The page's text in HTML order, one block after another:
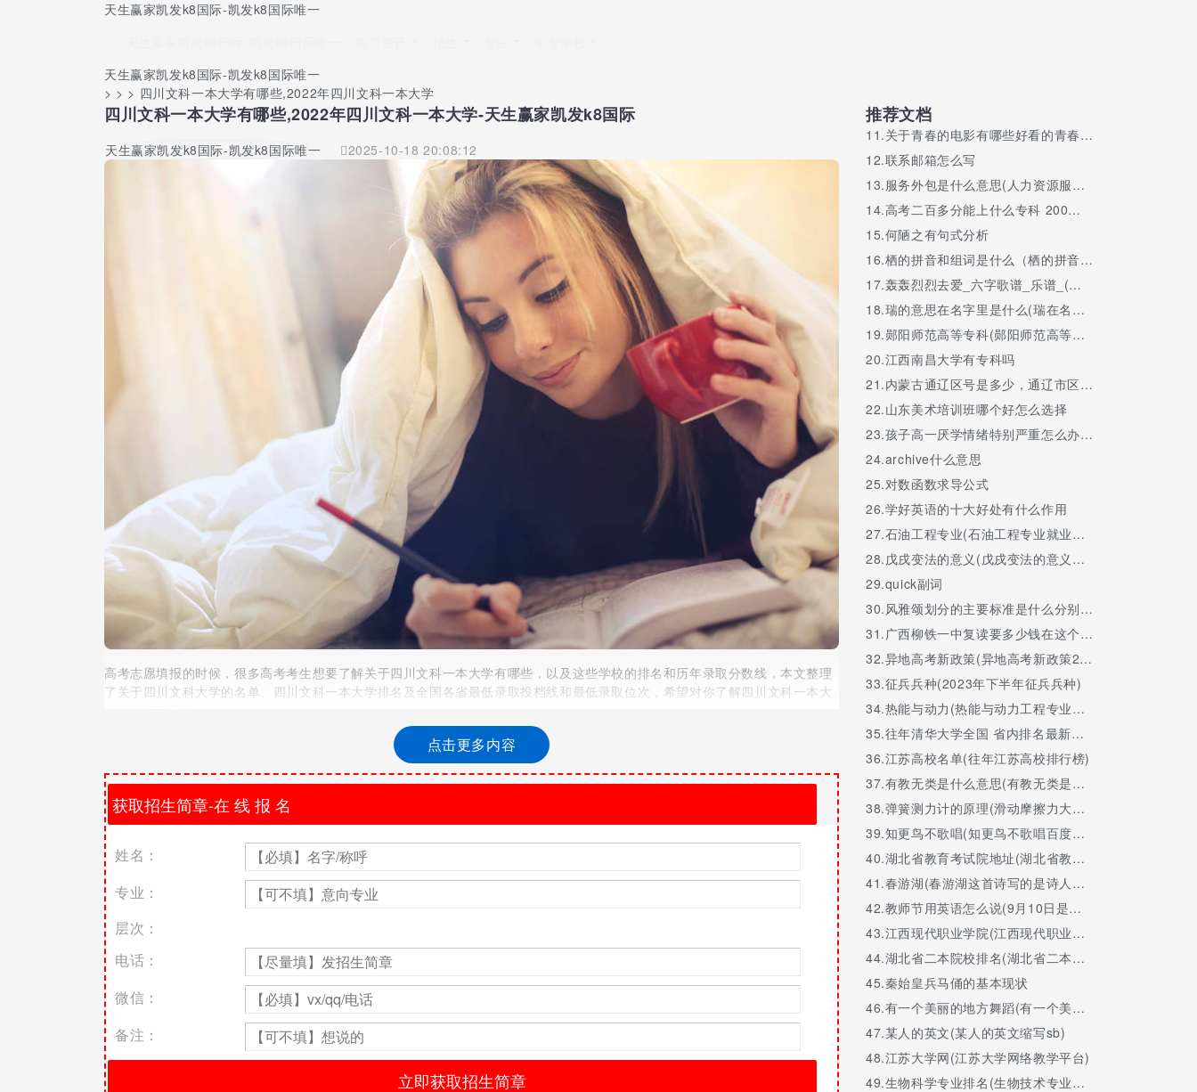
天生赢家凯发k8国际-凯发k8国际唯一
天生赢家凯发k8国际-凯发k8国际唯一
> > > 四川文科一本大学有哪些,2022年四川文科一本大学
四川文科一本大学有哪些,2022年四川文科一本大学-天生赢家凯发k8国际
天生赢家凯发k8国际-凯发k8国际唯一 2025-10-18 20:08:12
高考志愿填报的时候，很多高考考生想要了解关于四川文科一本大学有哪些，以及这些学校的排名和历年录取分数线，本文整理
了关于四川文科大学的名单、四川文科一本大学排名及全国各省最低录取投档线和最低录取位次，希望对你了解四川文科一本大
以下是四川文科一本大学的名单，四川文科一本大学即通常我们所说的在四川招生的本科第一批志愿的院校。
排名学校名称
1
2
西南财经大学（211、双一流） 成都
3
电子科技大学（985、211、双一流）成都 公办 本科一批599
4
西南交通大学（211、双一流） 成都
5
四川农业大学（211、双一流）
6
成都中医药大学（双一流）
6
四川师范大学 成都
8
9
成都理工大学（双一流） 成都
10
泸州 公办 本科一批557
11
西南石油大学（双一流） 成都
12
西华大学 成都 公办 本科一批553
13
公办 本科一批550
点击更多内容
姓名：
专业：
层次：
电话：
微信：
备注：
推荐文档
11.关于青春的电影有哪些好看的青春电影推荐
12.联系邮箱怎么写
13.服务外包是什么意思(人力资源服务外包是什么意思)
14.高考二百多分能上什么专科 200分的成绩上大学有意义吗
15.何陋之有句式分析
16.栖的拼音和组词是什么（栖的拼音和组词）
17.轰轰烈烈去爱_六字歌谱_乐谱_(轰轰烈烈歌名叫什么_)
18.瑞的意思在名字里是什么(瑞在名字中的含义是什么意思)
19.郧阳师范高等专科(郧阳师范高等专科学校和汉江师范学院)
20.江西南昌大学有专科吗
21.内蒙古通辽区号是多少，通辽市区号是多少
22.山东美术培训班哪个好怎么选择
23.孩子高一厌学情绪特别严重怎么办,家长如何引导
24.archive什么意思
25.对数函数求导公式
26.学好英语的十大好处有什么作用
27.石油工程专业(石油工程专业就业前景与就业方向)
28.戊戌变法的意义(戊戌变法的意义和失败的原因,教训)
29.quick副词
30. 风雅颂划分的主要标准是什么分别指什么
31.广西柳铁一中复读要多少钱在这个学校复读怎么样
32.异地高考新政策(异地高考新政策2023内蒙古)
33.征兵兵种(2023年下半年征兵兵种)
34.热能与动力(热能与动力工程专业属于什么类)
35.往年清华大学全国 省内排名最新排名榜
36.江苏高校名单(往年江苏高校排行榜)
37.有教无类是什么意思(有教无类是什么意思因材施教是什么意思)
38.弹簧测力计的原理(滑动摩擦力大小等于弹簧测力计的原理)
39.知更鸟不歌唱(知更鸟不歌唱百度网盘字幕)
40.湖北省教育考试院地址(湖北省教育考试院地址在哪里)
41.春游湖(春游湖这首诗写的是诗人春雨后什么的情景)
42.教师节用英语怎么说(9月10日是教师节用英语怎么说)
43.江西现代职业学院(江西现代职业学院2023招生简章)
44.湖北省二本院校排名(湖北省二本院校排名及分数线预测预测文科)
45.秦始皇兵马俑的基本现状
46.有一个美丽的地方舞蹈(有一个美丽的地方舞蹈寨子视频)
47.某人的英文(某人的英文缩写sb)
48.江苏大学网(江苏大学网络教学平台)
49.生物科学专业排名(生物技术专业考研哪个学校好)